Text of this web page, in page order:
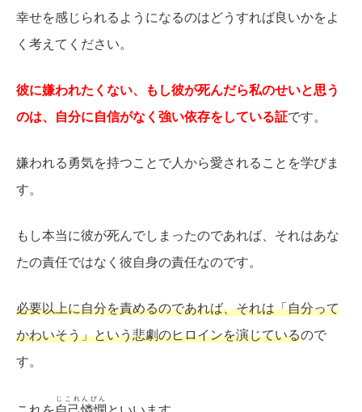
幸せを感じられるようになるのはどうすれば良いかをよ
く考えてください。
彼に嫌われたくない、もし彼が死んだら私のせいと思う
のは、自分に自信がなく強い依存をしている証です。
嫌われる勇気を持つことで人から愛されることを学びま
す。
もし本当に彼が死んでしまったのであれば、それはあな
たの責任ではなく彼自身の責任なのです。
必要以上に自分を責めるのであれば、それは「自分って
かわいそう」という悲劇のヒロインを演じているので
す。
じこれんびん